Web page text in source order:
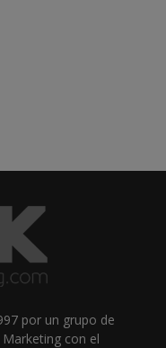
por un grupo de
con el